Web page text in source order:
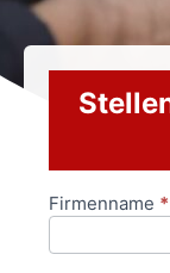
Firmenname *